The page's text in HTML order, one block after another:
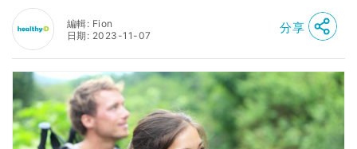
編輯: Fion
日期: 2023-11-07
分享